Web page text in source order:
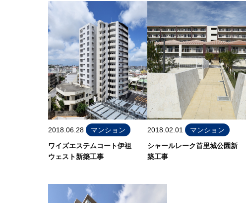
2018.06.28
マンション
ワイズエステムコート伊祖
ウェスト新築工事
2018.02.01
マンション
シャールレーク首里城公園新
築工事